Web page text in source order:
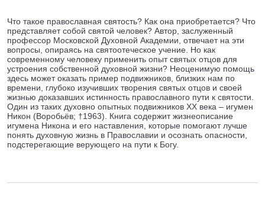
Что такое православная святость? Как она приобретается? Что
представляет собой святой человек? Автор, заслуженный
профессор Московской Духовной Академии, отвечает на эти
вопросы, опираясь на святоотеческое учение. Но как
современному человеку применить опыт святых отцов для
устроения собственной духовной жизни? Неоценимую помощь
здесь может оказать пример подвижников, близких нам по
времени, глубоко изучивших творения святых отцов и своей
жизнью доказавших истинность православного пути к святости.
Один из таких духовно опытных подвижников XX века – игумен
Никон (Воробьёв; †1963). Книга содержит жизнеописание
игумена Никона и его наставления, которые помогают лучше
понять духовную жизнь в Православии и осознать опасности,
подстерегающие верующего на пути к Богу.